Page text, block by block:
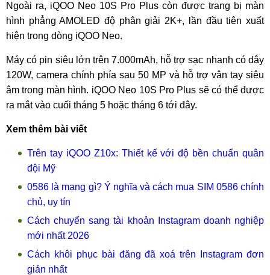
Ngoài ra, iQOO Neo 10S Pro Plus còn được trang bị màn
hình phẳng AMOLED độ phân giải 2K+, lần đầu tiên xuất
hiện trong dòng iQOO Neo.
Máy có pin siêu lớn trên 7.000mAh, hỗ trợ sạc nhanh có dây
120W, camera chính phía sau 50 MP và hỗ trợ vân tay siêu
âm trong màn hình.​ iQOO Neo 10S Pro Plus sẽ có thể được
ra mắt vào cuối tháng 5 hoặc tháng 6 tới đây.
Xem thêm bài viết
Trên tay iQOO Z10x: Thiết kế với độ bền chuẩn quân
đội Mỹ
0586 là mạng gì? Ý nghĩa và cách mua SIM 0586 chính
chủ, uy tín
Cách chuyển sang tài khoản Instagram doanh nghiệp
mới nhất 2026
Cách khôi phục bài đăng đã xoá trên Instagram đơn
giản nhất